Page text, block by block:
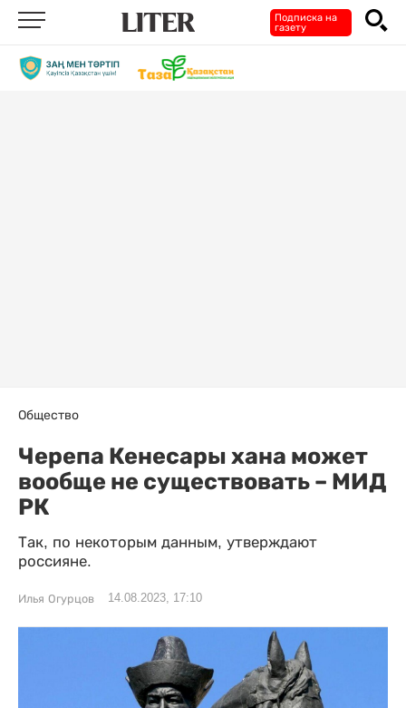
Подписка на
газету
Общество
Черепа Кенесары хана может
вообще не существовать – МИД
РК
Так, по некоторым данным, утверждают
россияне.
Илья Огурцов 14.08.2023, 17:10